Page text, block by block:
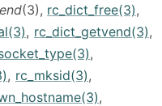
(3), rc_dict_free(3),
, rc_dict_getvend(3),
,
, rc_mksid(3),
,